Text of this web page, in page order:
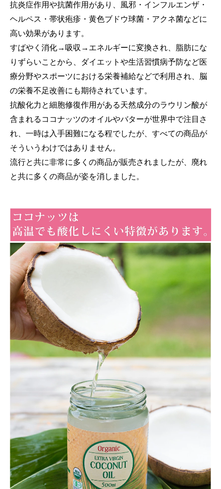
抗炎症作用や抗菌作用があり、風邪・インフルエンザ・
ヘルペス・帯状疱疹・黄色ブドウ球菌・アクネ菌などに
高い効果があります。
すばやく消化→吸収→エネルギーに変換され、脂肪にな
りずらいことから、ダイエットや生活習慣病予防など医
療分野やスポーツにおける栄養補給などで利用され、脳
の栄養不足改善にも期待されています。
抗酸化力と細胞修復作用がある天然成分のラウリン酸が
含まれるココナッツのオイルやバターが世界中で注目さ
れ、一時は入手困難になる程でしたが、すべての商品が
そういうわけではありません。
流行と共に非常に多くの商品が販売されましたが、廃れ
と共に多くの商品が姿を消しました。